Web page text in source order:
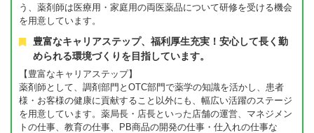
う、薬剤師は医療用・家庭用の両医薬品について研修を受ける機会
を用意しています。
豊富なキャリアステップ、福利厚生充実！安心して長く勤
められる環境づくりを目指しています。
【豊富なキャリアステップ】
薬剤師として、調剤部門とOTC部門で薬学の知識を活かし、患者
様・お客様の健康に貢献すること以外にも、幅広い活躍のステージ
を用意しています。薬局長・店長といった店舗の運営、マネジメン
トの仕事、教育の仕事、PB商品の開発の仕事・仕入れの仕事な